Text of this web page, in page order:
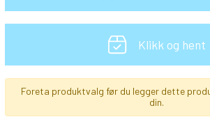
Klikk og hent
Foreta produktvalg før du legger dette
din.